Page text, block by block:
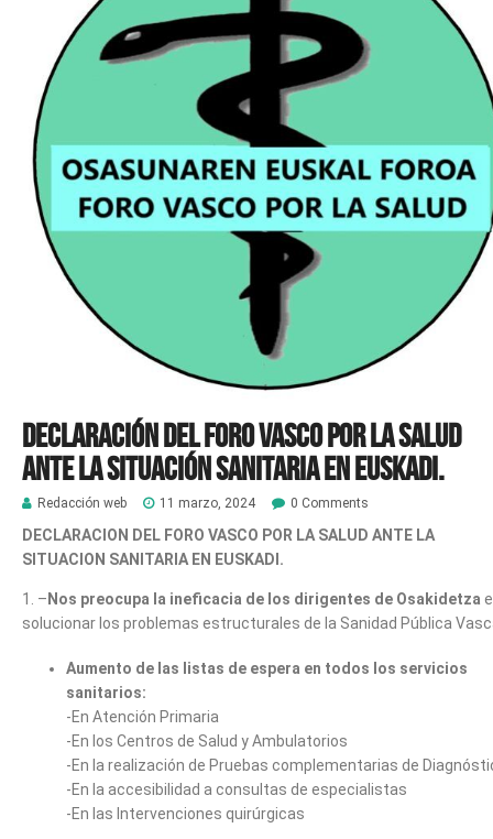
DECLARACIÓN DEL FORO VASCO POR LA SALUD
ANTE LA SITUACIÓN SANITARIA EN EUSKADI.
Redacción web 11 marzo, 2024 0 Comments
DECLARACION DEL FORO VASCO POR LA SALUD ANTE LA
SITUACION SANITARIA EN EUSKADI.
1. – Nos preocupa la ineficacia de los dirigentes de Osakidetza
solucionar los problemas estructurales de la Sanidad Pública
Aumento de las listas de espera en todos los servicios
sanitarios:
-En Atención Primaria
-En los Centros de Salud y Ambulatorios
-En la realización de Pruebas complementarias de
-En la accesibilidad a consultas de especialistas
-En las Intervenciones quirúrgicas